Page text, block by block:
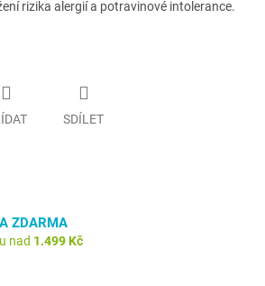
rizika alergií a potravinové intolerance.
SDÍLET
ZDARMA
nad 1.499 Kč